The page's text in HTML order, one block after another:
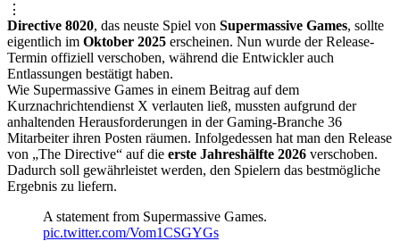
⋮
Directive 8020, das neuste Spiel von Supermassive Games, sollte
eigentlich im Oktober 2025 erscheinen. Nun wurde der Release-
Termin offiziell verschoben, während die Entwickler auch
Entlassungen bestätigt haben.
Wie Supermassive Games in einem Beitrag auf dem
Kurznachrichtendienst X verlauten ließ, mussten aufgrund der
anhaltenden Herausforderungen in der Gaming-Branche 36
Mitarbeiter ihren Posten räumen. Infolgedessen hat man den Release
von „The Directive“ auf die erste Jahreshälfte 2026 verschoben.
Dadurch soll gewährleistet werden, den Spielern das bestmögliche
Ergebnis zu liefern.
A statement from Supermassive Games.
pic.twitter.com/Vom1CSGYGs